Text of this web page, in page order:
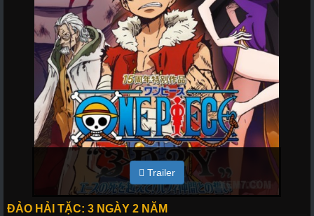
Trailer
ĐẢO HẢI TẶC: 3 NGÀY 2 NĂM